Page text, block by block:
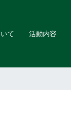
て 活動内容